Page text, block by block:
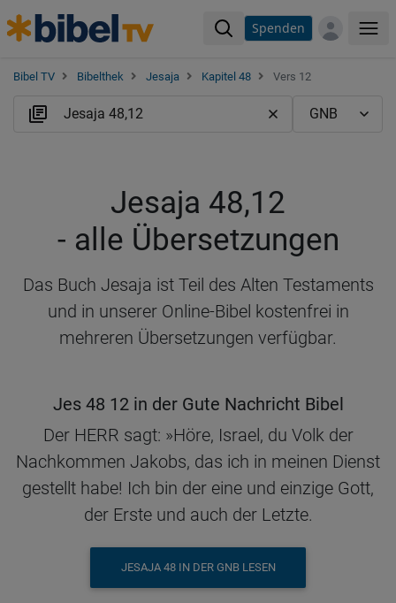
Spenden
Bibel TV Bibelthek Jesaja Kapitel 48 Vers 12
Jesaja 48,12
- alle Übersetzungen
Das Buch Jesaja ist Teil des Alten Testaments
und in unserer Online-Bibel kostenfrei in
mehreren Übersetzungen verfügbar.
Jes 48 12 in der Gute Nachricht Bibel
Der HERR sagt: »Höre, Israel, du Volk der
Nachkommen Jakobs, das ich in meinen Dienst
gestellt habe! Ich bin der eine und einzige Gott,
der Erste und auch der Letzte.
JESAJA 48 IN DER GNB LESEN